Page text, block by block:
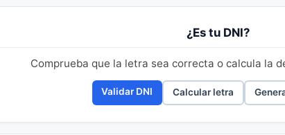
¿Es tu DNI?
Comprueba que la letra sea correcta o calcula la
Validar DNI Calcular letra